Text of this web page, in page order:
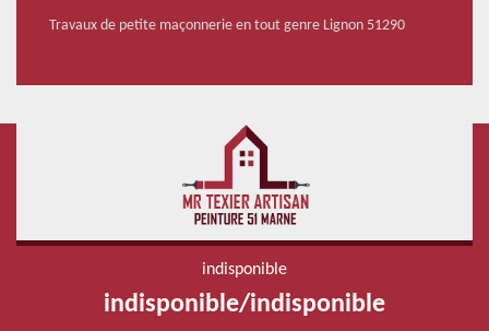
Travaux de petite maçonnerie en tout genre Lignon 51290
indisponible
indisponible/indisponible